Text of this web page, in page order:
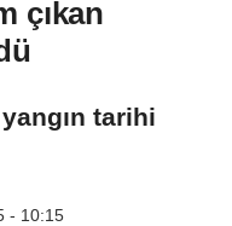
çıkan
tarihi
- 10:15